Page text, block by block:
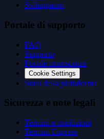
Sviluppatori
Portale di supporto
FAQ
Supporto
Portale conoscenze
Cookie Settings
Stato della piattaforma
Sicurezza e note legali
Termini e condizioni
Termini Express